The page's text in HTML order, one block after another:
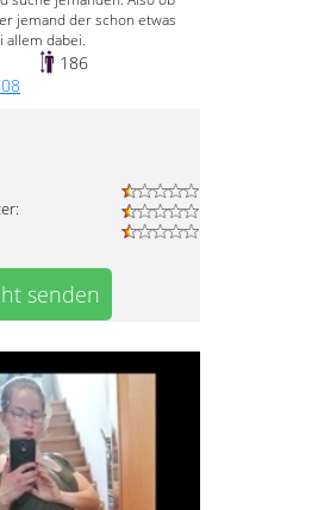
jemand der schon etwas
allem dabei.
186
senden